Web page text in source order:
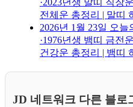
·2023년생 말띠 직장
전체운 총정리 | 말띠
2026년 1월 23일 오늘
·1976년생 뱀띠 금전
건강운 총정리 | 뱀띠
JD 네트워크 다른 블로